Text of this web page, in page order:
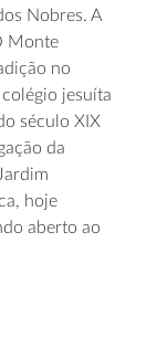
Nobres. A
Monte
no
jesuíta
século XIX
da
hoje
aberto ao